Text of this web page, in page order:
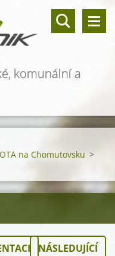
komunální a
na Chomutovsku >
NÁSLEDUJÍCÍ